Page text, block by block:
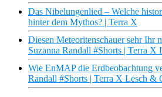
Das Nibelungenlied – Welche
hinter dem Mythos? | Terra X
Diesen Meteoritenschauer sehr Ihr
Suzanna Randall #Shorts | Terra X
Wie EnMAP die Erdbeobachtung
Randall #Shorts | Terra X Lesch &